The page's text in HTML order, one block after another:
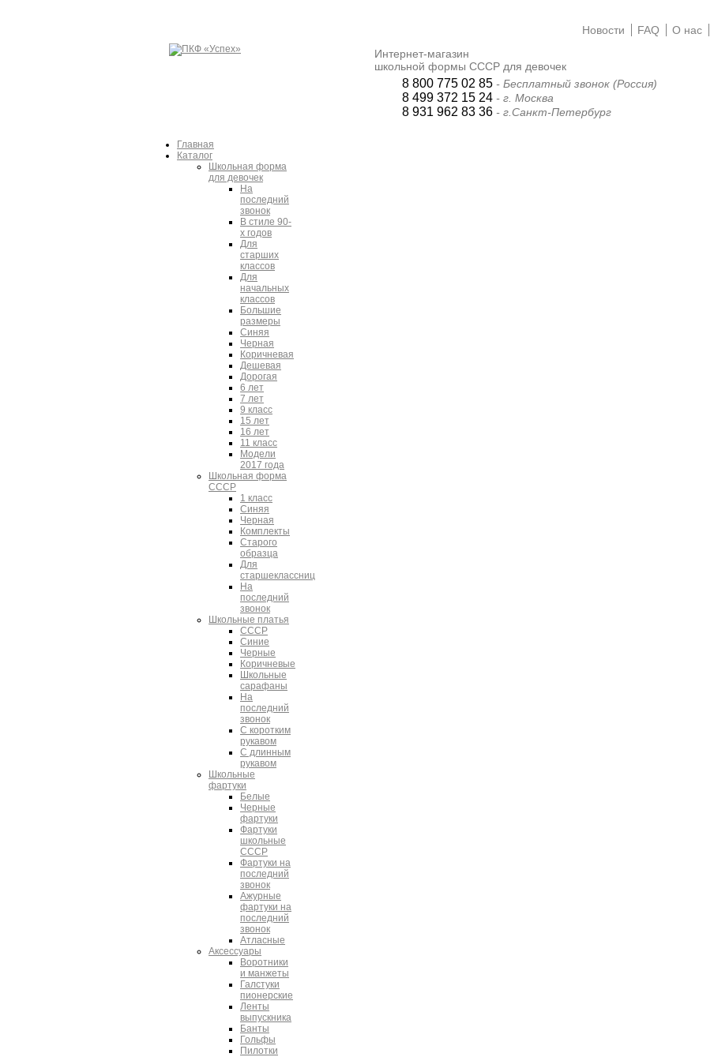
Интернет-магазин
школьной формы СССР для девочек
8 800 775 02 85 - Бесплатный звонок (Россия)
8 499 372 15 24 - г. Москва
8 931 962 83 36 - г.Санкт-Петербург
Новости FAQ О нас
Главная
Каталог
Школьная форма
для девочек
На
последний
звонок
В стиле 90-
х годов
Для
старших
классов
Для
начальных
классов
Большие
размеры
Синяя
Черная
Коричневая
Дешевая
Дорогая
6 лет
7 лет
9 класс
15 лет
16 лет
11 класс
Модели
2017 года
Школьная форма
СССР
1 класс
Синяя
Черная
Комплекты
Старого
образца
Для
старшеклассниц
На
последний
звонок
Школьные платья
СССР
Синие
Черные
Коричневые
Школьные
сарафаны
На
последний
звонок
С коротким
рукавом
С длинным
рукавом
Школьные
фартуки
Белые
Черные
фартуки
Фартуки
школьные
СССР
Фартуки на
последний
звонок
Ажурные
фартуки на
последний
звонок
Атласные
Аксессуары
Воротники
и манжеты
Галстуки
пионерские
Ленты
выпускника
Банты
Гольфы
Пилотки